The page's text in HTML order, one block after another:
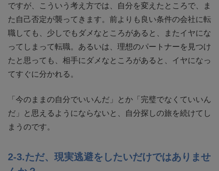
ですが、こういう考え方では、自分を変えたところで、ま
た自己否定が襲ってきます。前よりも良い条件の会社に転
職しても、少しでもダメなところがあると、またイヤにな
ってしまって転職。あるいは、理想のパートナーを見つけ
たと思っても、相手にダメなところがあると、イヤになっ
てすぐに分かれる。
「今のままの自分でいいんだ」とか「完璧でなくていいん
だ」と思えるようにならないと、自分探しの旅を続けてし
まうのです。
2-3.ただ、現実逃避をしたいだけではありませ